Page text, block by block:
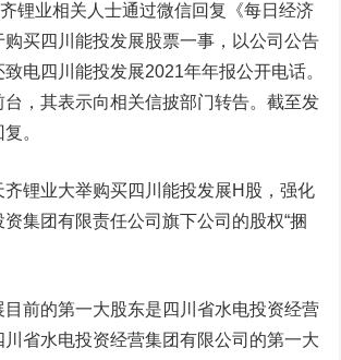
业相关人士通过微信回复《每日经济
购买四川能投发展股票一事，以公司公告
电四川能投发展2021年年报公开电话。
，其表示向相关信披部门转告。截至发
。
业大举购买四川能投发展H股，强化
集团有限责任公司旗下公司的股权“捆
的第一大股东是四川省水电投资经营
省水电投资经营集团有限公司的第一大